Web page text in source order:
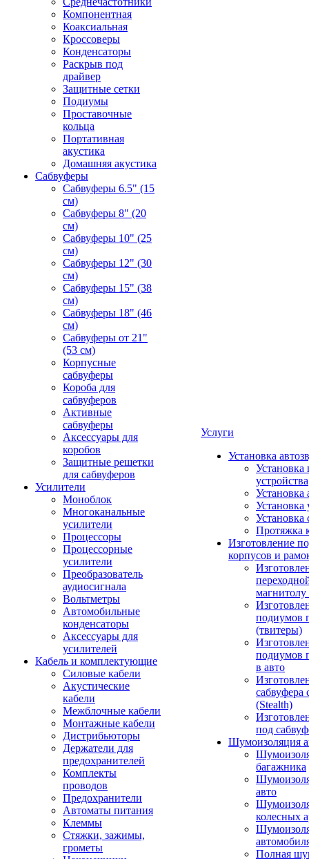
Компонентная
Коаксиальная
Кроссоверы
Конденсаторы
Раскрыв под
драйвер
Защитные сетки
Подиумы
Проставочные
кольца
Портативная
акустика
Домашняя акустика
Сабвуферы
Сабвуферы 6.5" (15
см)
Сабвуферы 8" (20
см)
Сабвуферы 10" (25
см)
Сабвуферы 12" (30
см)
Сабвуферы 15" (38
см)
Сабвуферы 18" (46
см)
Сабвуферы от 21"
(53 см)
Корпусные
сабвуферы
Короба для
сабвуферов
Активные
сабвуферы
Аксессуары для
коробов
Защитные решетки
для сабвуферов
Усилители
Моноблок
Многоканальные
усилители
Процессоры
Процессорные
усилители
Преобразователь
аудиосигнала
Вольтметры
Автомобильные
конденсаторы
Аксессуары для
усилителей
Кабель и комплектующие
Силовые кабели
Акустические
кабели
Межблочные кабели
Монтажные кабели
Дистрибьюторы
Держатели для
предохранителей
Комплекты
проводов
Предохранители
Автоматы питания
Клеммы
Стяжки, зажимы,
грометы
Услуги
Установка
Установка
устройства
Установка
Установка
Установка
Протяжка
Изготовление
корпусов и
подиумов
(твитеры)
подиумов
в авто
сабвуфера
(Stealth)
под
Шумоизоляция
багажника
авто
колесных
Полная